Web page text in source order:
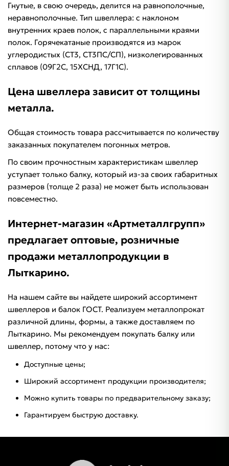
Гнутые, в свою очередь, делится на равнополочные,
неравнополочные. Тип швеллера: с наклоном
внутренних краев полок, с параллельными краями
полок. Горячекатаные производятся из марок
углеродистых (СТ3, СТ3ПС/СП), низколегированных
сплавов (09Г2С, 15ХСНД, 17Г1С).
Цена швеллера зависит от толщины
металла.
Общая стоимость товара рассчитывается по количеству
заказанных покупателем погонных метров.
По своим прочностным характеристикам швеллер
уступает только балку, который из-за своих габаритных
размеров (толще 2 раза) не может быть использован
повсеместно.
Интернет-магазин «Артметаллгрупп»
предлагает оптовые, розничные
продажи металлопродукции в
Лыткарино.
На нашем сайте вы найдете широкий ассортимент
швеллеров и балок ГОСТ. Реализуем металлопрокат
различной длины, формы, а также доставляем по
Лыткарино. Мы рекомендуем покупать балку или
швеллер, потому что у нас:
Доступные цены;
Широкий ассортимент продукции производителя;
Можно купить товары по предварительному заказу;
Гарантируем быструю доставку.